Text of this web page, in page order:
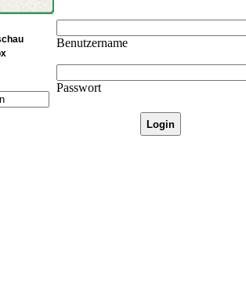
Benutzername
Passwort